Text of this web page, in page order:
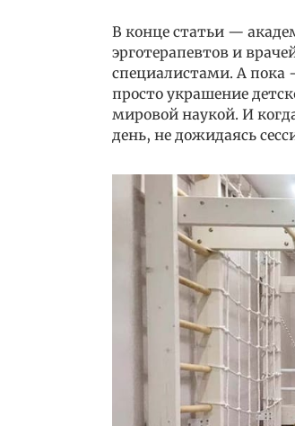
В конце статьи —
эрготерапевтов и
специалистами. А пока
просто украшение
мировой наукой. И
день, не дожидаясь